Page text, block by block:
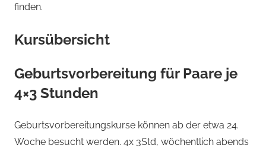
finden.
Kursübersicht
Geburtsvorbereitung für Paare je
4×3 Stunden
Geburtsvorbereitungskurse können ab der etwa 24.
Woche besucht werden. 4x 3Std, wöchentlich abends